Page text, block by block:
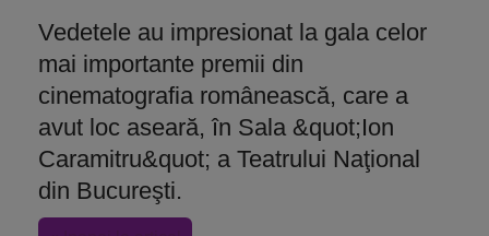
Vedetele au impresionat la gala celor
mai importante premii din
cinematografia românească, care a
avut loc aseară, în Sala &quot;Ion
Caramitru&quot; a Teatrului Naţional
din Bucureşti.